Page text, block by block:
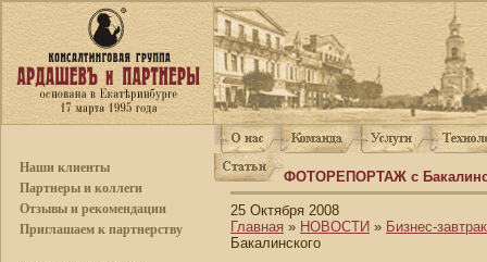
Наши клиенты
Партнеры и коллеги
Отзывы и рекомендации
Приглашаем к партнерству
ФОТОРЕПОРТАЖ с
25 Октября 2008
Главная » НОВОСТИ » Бизнес-
Бакалинского